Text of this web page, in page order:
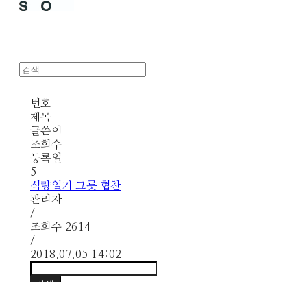
번호
제목
글쓴이
조회수
등록일
5
식량일기 그릇 협찬
관리자
/
조회수 2614
/
2018.07.05 14:02